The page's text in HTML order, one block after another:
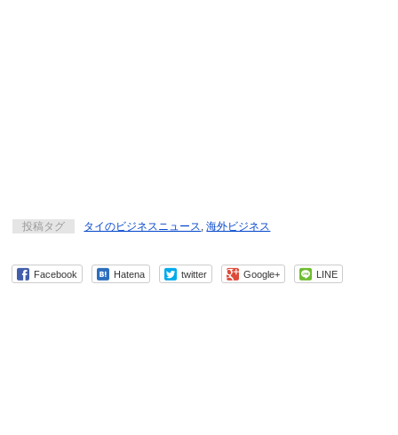
投稿タグ タイのビジネスニュース ,海外ビジネス
Facebook Hatena twitter Google+ LINE